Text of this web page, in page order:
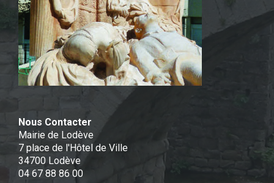
Nous Contacter
Mairie de Lodève
7 place de l'Hôtel de Ville
34700 Lodève
04 67 88 86 00